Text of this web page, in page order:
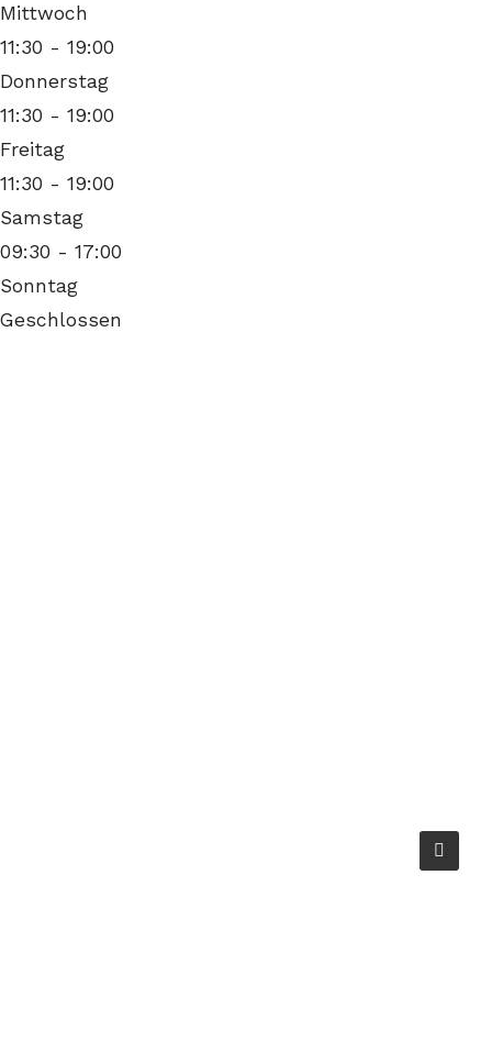
Mittwoch
11:30 - 19:00
Donnerstag
11:30 - 19:00
Freitag
11:30 - 19:00
Samstag
09:30 - 17:00
Sonntag
Geschlossen